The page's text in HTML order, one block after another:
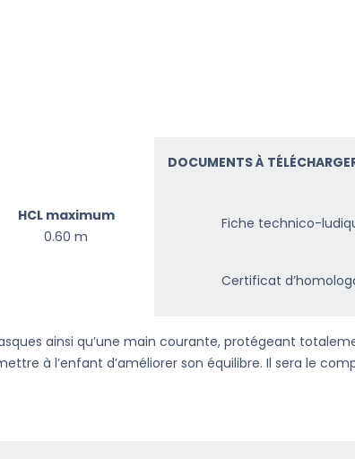
HCL maximum
0.60 m
DOCUMENTS À
Fiche technico-
Certificat
ainsi qu’une main courante, protégeant
à l’enfant d’améliorer son équilibre. Il sera le